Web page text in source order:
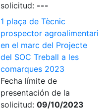
solicitud: ---
1 plaça de Tècnic
prospector agroalimentari
en el marc del Projecte
del SOC Treball a les
comarques 2023
Fecha límite de
presentación de la
solicitud: 09/10/2023